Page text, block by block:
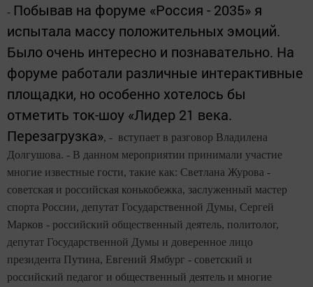
- Побывав на форуме «Россия - 2035» я
испытала массу положительных эмоций.
Было очень интересно и познавательно. На
форуме работали различные интерактивные
площадки, но особенно хотелось бы
отметить ток-шоу «Лидер 21 века.
Перезагрузка», - вступает в разговор Владилена
Долгушова. - В данном мероприятии принимали участие
многие известные гости, такие как: Светлана Журова -
советская и российская конькобежка, заслуженный мастер
спорта России, депутат Государственной Думы, Сергей
Марков - российский общественный деятель, политолог,
депутат Государственной Думы и доверенное лицо
президента Путина, Евгений Ямбург - советский и
российский педагог и общественный деятель и многие